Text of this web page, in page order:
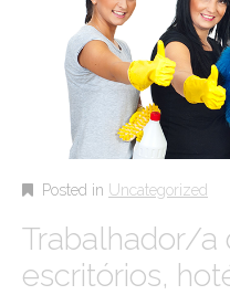
Posted in Uncategorized
Trabalhador/a
escritórios,